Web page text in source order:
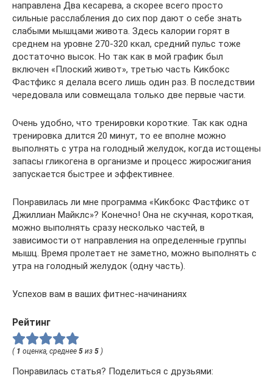
направлена Два кесарева, а скорее всего просто
сильные расслабления до сих пор дают о себе знать
слабыми мышцами живота. Здесь калории горят в
среднем на уровне 270-320 ккал, средний пульс тоже
достаточно высок. Но так как в мой график был
включен «Плоский живот», третью часть Кикбокс
Фастфикс я делала всего лишь один раз. В последствии
чередовала или совмещала только две первые части.
Очень удобно, что тренировки короткие. Так как одна
тренировка длится 20 минут, то ее вполне можно
выполнять с утра на голодный желудок, когда истощены
запасы гликогена в организме и процесс жиросжигания
запускается быстрее и эффективнее.
Понравилась ли мне программа «Кикбокс Фастфикс от
Джиллиан Майклс»? Конечно! Она не скучная, короткая,
можно выполнять сразу несколько частей, в
зависимости от направления на определенные группы
мышц. Время пролетает не заметно, можно выполнять с
утра на голодный желудок (одну часть).
Успехов вам в ваших фитнес-начинаниях
Рейтинг
( 1 оценка, среднее 5 из 5 )
Понравилась статья? Поделиться с друзьями: